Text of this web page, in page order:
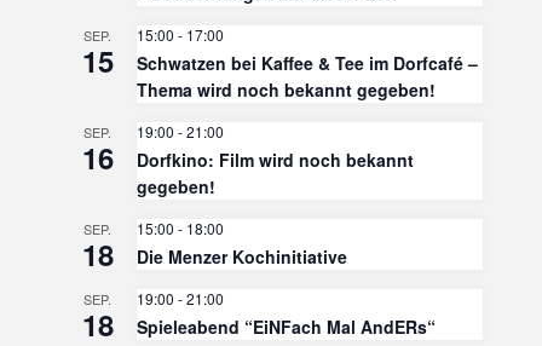
SEP.
15
15:00 - 17:00
Schwatzen bei Kaffee & Tee im Dorfcafé –
Thema wird noch bekannt gegeben!
SEP.
16
19:00 -21:00
Dorfkino: Film wird noch bekannt
gegeben!
SEP.
18
15:00 - 18:00
Die Menzer Kochinitiative
SEP.
18
19:00 -21:00
Spieleabend “EiNFach Mal AndERs“